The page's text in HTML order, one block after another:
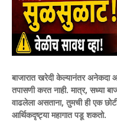
बाजारात खरेदी केल्यानंतर अनेकदा
तपासणी करत नाही. मात्र, सध्या
वाढलेला असताना, तुमची ही एक
आर्थिकदृष्ट्या महागात पडू शकतो.